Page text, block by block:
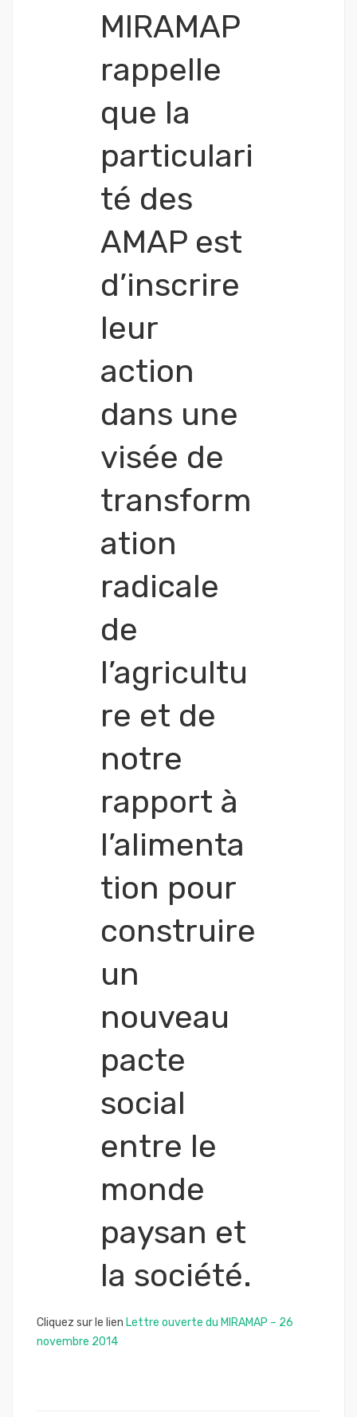
MIRAMAP
rappelle
que la
particulari
té des
AMAP est
d’inscrire
leur
action
dans une
visée de
transform
ation
radicale
de
l’agricultu
re et de
notre
rapport à
l’alimenta
tion pour
construire
un
nouveau
pacte
social
entre le
monde
paysan et
la société.
Cliquez sur le lien Lettre ouverte du MIRAMAP – 26
novembre 2014